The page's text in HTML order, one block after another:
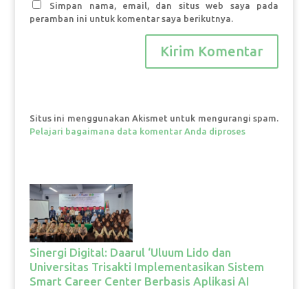
Simpan nama, email, dan situs web saya pada
peramban ini untuk komentar saya berikutnya.
Situs ini menggunakan Akismet untuk mengurangi spam.
Pelajari bagaimana data komentar Anda diproses
Sinergi Digital: Daarul ‘Uluum Lido dan
Universitas Trisakti Implementasikan Sistem
Smart Career Center Berbasis Aplikasi AI